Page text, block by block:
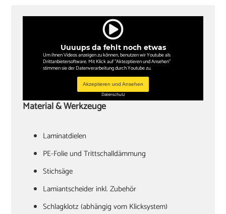
Uuuups da fehlt noch etwas
Um ihnen Videos anzeigen zu können, benutzen wir Youtube als
Drittanbietersoftware. Mit Klick auf "Aktezptieren und Ansehen"
stimmen sie der Datenverarbeitung durch Youtube zu.
Akzeptieren und Ansehen
Datenschutz
Material & Werkzeuge
Laminatdielen
PE-Folie und Trittschalldämmung
Stichsäge
Lamiantscheider inkl. Zubehör
Schlagklotz (abhängig vom Klicksystem)